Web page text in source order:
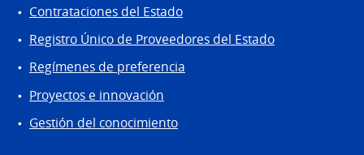
Contrataciones del Estado
Registro Único de Proveedores del Estado
Regímenes de preferencia
Proyectos e innovación
Gestión del conocimiento